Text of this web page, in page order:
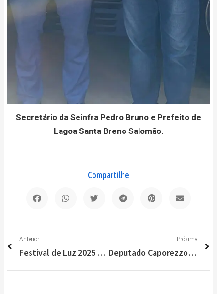
Secretário da Seinfra Pedro Bruno e Prefeito de
Lagoa Santa Breno Salomão.
Compartilhe
Anterior
Festival de Luz 2025 começa nesta sexta-feira em Pedro Leopoldo
Próxima
Deputado Caporezzo – O SENADOR IMPROVÁVEL E A ANISTIA INADIÁVEL